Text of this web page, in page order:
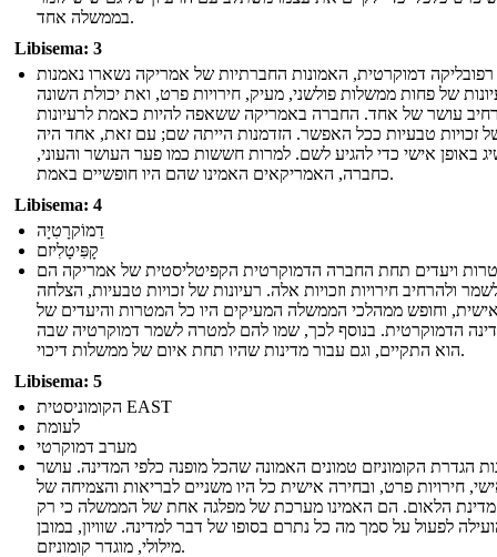
בממשלה אחד.
Libisema: 3
דמוקרטית, האמונות החברתיות של אמריקה נשארו נאמנות
של פחות ממשלות פולשני, מעיק, חירויות פרט, ואת יכולת השונה
עושר של אחד. החברה באמריקה ששאפה להיות כאמת לרעיונות
זכויות טבעיות ככל האפשר. הזדמנות הייתה שם; עם זאת, אחד היה
באופן אישי כדי להגיע לשם. למרות חששות כמו פער העושר והעוני,
כחברה, האמריקאים האמינו שהם היו חופשיים באמת.
Libisema: 4
דֵמוֹקרָטִיָה
קָפִּיטָלִיזם
ויעדים תחת החברה הדמוקרטית הקפיטליסטית של אמריקה הם
ולהרחיב חירויות וזכויות אלה. רעיונות של זכויות טבעיות, הצלחה
וחופש ממהלכי הממשלה המעיקים היו כל המטרות והיעדים של
הדמוקרטית. בנוסף לכך, שמו להם למטרה לשמר דמוקרטיה שבה
הוא התקיים, וגם עבור מדינות שהיו תחת איום של ממשלות דיכוי.
Libisema: 5
הקומוניסטית EAST
לעומת
מערב דמוקרטי
הגדרת הקומוניזם טמונים האמונה שהכל מופנה כלפי המדינה. עושר
חירויות פרט, ובחירה אישית כל היו משניים לבריאות והצמיחה של
מדינת הלאום. הם האמינו מערכת של מפלגה אחת של הממשלה כי רק
לפעול על סמך מה כל נתרם בסופו של דבר למדינה. שוויון, במובן
מילולי, מוגדר קומוניזם.